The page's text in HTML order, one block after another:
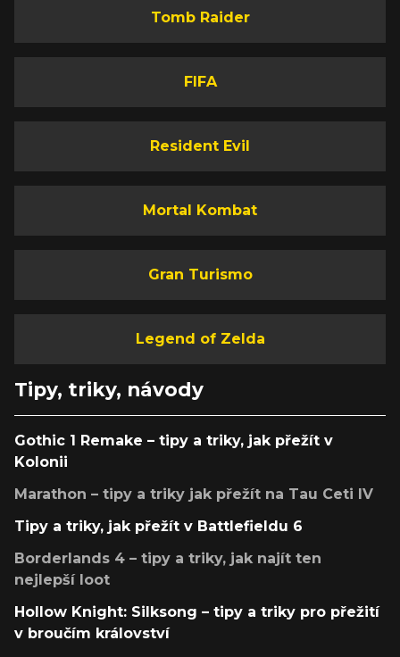
Tomb Raider
FIFA
Resident Evil
Mortal Kombat
Gran Turismo
Legend of Zelda
Tipy, triky, návody
Gothic 1 Remake – tipy a triky, jak přežít v
Kolonii
Marathon – tipy a triky jak přežít na Tau Ceti IV
Tipy a triky, jak přežít v Battlefieldu 6
Borderlands 4 – tipy a triky, jak najít ten
nejlepší loot
Hollow Knight: Silksong – tipy a triky pro přežití
v broučím království